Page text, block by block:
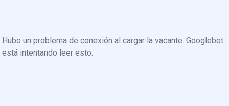
Hubo un problema de conexión al cargar la vacante. Googlebot
está intentando leer esto.